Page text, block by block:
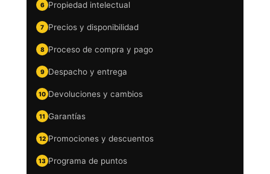
Propiedad intelectual
Precios y disponibilidad
Proceso de compra y pago
Despacho y entrega
Devoluciones y cambios
Garantías
Promociones y descuentos
Programa de puntos